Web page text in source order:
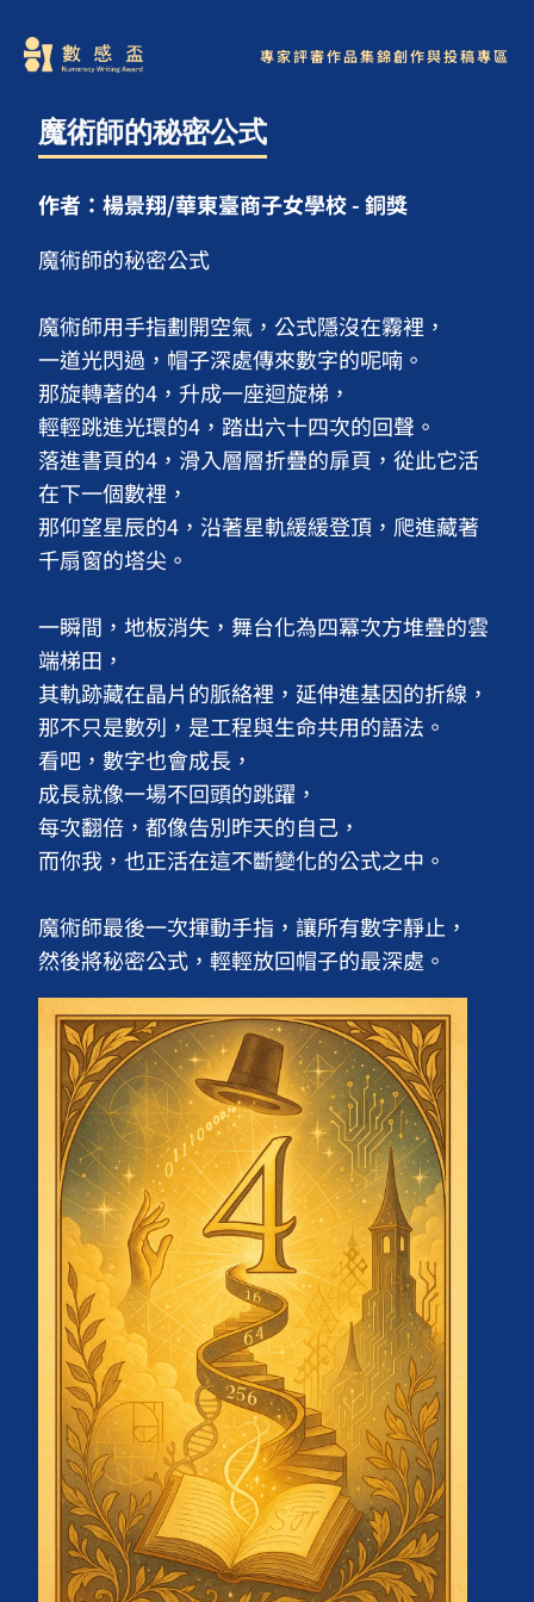
專家評審作品集錦創作與投稿專區
魔術師的秘密公式
作者：楊景翔/華東臺商子女學校 - 銅獎
魔術師的秘密公式
魔術師用手指劃開空氣，公式隱沒在霧裡，
一道光閃過，帽子深處傳來數字的呢喃。
那旋轉著的4，升成一座迴旋梯，
輕輕跳進光環的4，踏出六十四次的回聲。
落進書頁的4，滑入層層折疊的扉頁，從此它活
在下一個數裡，
那仰望星辰的4，沿著星軌緩緩登頂，爬進藏著
千扇窗的塔尖。
一瞬間，地板消失，舞台化為四冪次方堆疊的雲
端梯田，
其軌跡藏在晶片的脈絡裡，延伸進基因的折線，
那不只是數列，是工程與生命共用的語法。
看吧，數字也會成長，
成長就像一場不回頭的跳躍，
每次翻倍，都像告別昨天的自己，
而你我，也正活在這不斷變化的公式之中。
魔術師最後一次揮動手指，讓所有數字靜止，
然後將秘密公式，輕輕放回帽子的最深處。